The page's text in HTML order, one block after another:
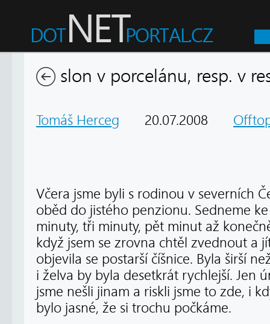
slon v porcelánu, resp. v
Tomáš Herceg 20.07.2008
Včera jsme byli s rodinou v severních
oběd do jistého penzionu. Sedneme
minuty, tři minuty, pět minut až
když jsem se zrovna chtěl zvednout a
objevila se postarší číšnice. Byla širší
i želva by byla desetkrát rychlejší. Jen
jsme nešli jinam a riskli jsme to zde, i
bylo jasné, že si trochu počkáme.